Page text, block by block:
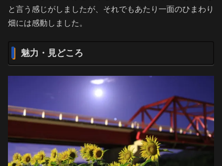
と言う感じがしましたが、それでもあたり一面のひまわり
畑には感動しました。
魅力・見どころ